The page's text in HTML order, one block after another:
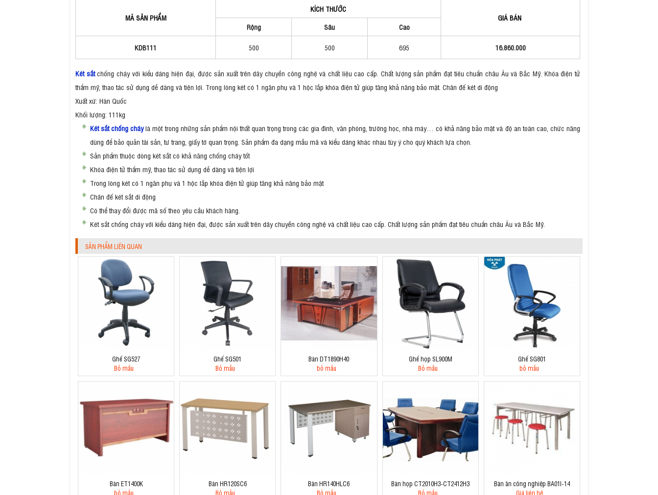
MÃ SẢN PHẨM
KÍCH THƯỚC
GIÁ BÁN
Rộng
Sâu Cao
KDB111 500 500 695 16.860.000
Két sắtchống cháy với kiểu dáng hiện đại, được sản xuất trên dây chuyền công nghệ và chất liệu cao cấp. Chất lượng sản phẩm đạt tiêu chuẩn châu Âu và Bắc Mỹ. Khóa điện tử
thẩm mỹ, thao tác sử dụng dễ dàng và tiện lợi. Trong lòng két có 1 ngăn phụ và 1 hộc lắp khóa điện tử giúp tăng khả năng bảo mật. Chân đế két di động
Xuất xứ: Hàn Quốc
Khối lượng: 111kg
Két sắt chống cháylà một trong những sản phẩm nội thất quan trọng trong các gia đình, văn phòng, trường học, nhà máy… có khả năng bảo mật và độ an toàn cao, chức năng
dùng để bảo quản tài sản, tư trang, giấy tờ quan trọng. Sản phẩm đa dạng mẫu mã và kiểu dáng khác nhau tùy ý cho quý khách lựa chọn.
Sản phẩm thuộc dòng két sắt có khả năng chống cháy tốt
Khóa điện tử thẩm mỹ, thao tác sử dụng dễ dàng và tiện lợi
Trong lòng két có 1 ngăn phụ và 1 hộc lắp khóa điện tử giúp tăng khả năng bảo mật
Chân đế két sắt di động
Có thể thay đổi được mã số theo yêu cầu khách hàng.
Két sắt chống cháy với kiểu dáng hiện đại, được sản xuất trên dây chuyền công nghệ và chất liệu cao cấp. Chất lượng sản phẩm đạt tiêu chuẩn châu Âu và Bắc Mỹ.
SẢN PHẨM LIÊN QUAN
Ghế SG527
Bỏ mẫu
Ghế SG501
Bỏ mẫu
Bàn DT1890H40
bỏ mẫu
Ghế họp SL900M
Bỏ mẫu
Ghế SG801
bỏ mẫu
Bàn ET1400K
bỏ mẫu
Bàn HR120SC6
Bỏ mẫu
Bàn HR140HLC6
Bỏ mẫu
Bàn họp CT2010H3-CT2412H3
Bỏ mẫu
Bàn ăn công nghiệp BA01I-14
Giá liên hệ